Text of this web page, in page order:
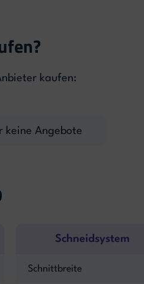
kaufen:
keine Angebote
Schneidsystem
Schnittbreite